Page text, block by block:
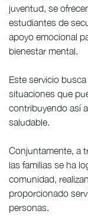
juventud, se
estudiantes de
apoyo emocional
bienestar mental.
Este servicio
situaciones que
contribuyendo así
saludable.
Conjuntamente, a
las familias se ha
comunidad,
proporcionado
personas.